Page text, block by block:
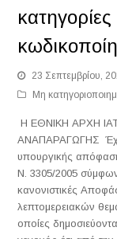
23 Σεπτεμβρίου,
Μη
Η ΕΘΝΙΚΗ ΑΡΧΗ
ΑΝΑΠΑΡΑΓΩΓΗΣ
υπουργικής
Ν. 3305/2005
κανονιστικές
λεπτομερειακών
οποίες